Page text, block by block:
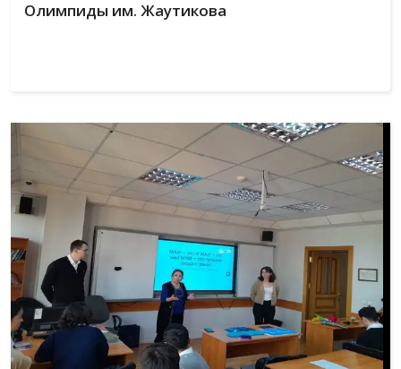
Олимпиды им. Жаутикова